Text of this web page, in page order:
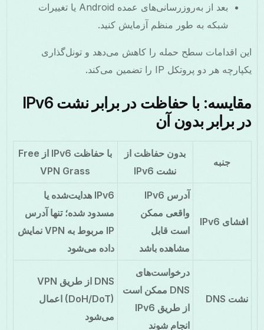
بعد از به‌روزرسانی‌های عمده Android یا تغییرات
شبکه به طور منظم آزمایش کنید.
این اقدامات سطح حمله را کاهش می‌دهد و تونل‌گذاری
یکپارچه هر دو پروتکل IP را تضمین می‌کند.
مقایسه: با حفاظت در برابر نشت IPv6
در برابر بدون آن
جنبه
بدون حفاظت از
نشت IPv6
با حفاظت IPv6 از Free
VPN Grass
افشای IPv6
آدرس IPv6
واقعی ممکن
است قابل
مشاهده باشد
IPv6 هدایت‌شده یا
مسدود شده؛ تنها آدرس
IP مربوط به VPN نمایش
داده می‌شود
نشت DNS
درخواست‌های
DNS ممکن است
از طریق IPv6
انجام شوند
DNS از طریق VPN
(DoH/DoT) اعمال
می‌شود